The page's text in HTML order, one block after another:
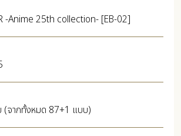
-Anime 25th collection- [EB-02]
(จากทั้งหมด 87+1 แบบ)